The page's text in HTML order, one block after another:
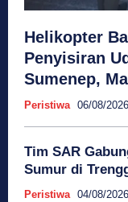
Helikopter
Penyisiran
Sumenep,
Peristiwa 06/08/2026
Tim SAR
Sumur di
Peristiwa 04/08/2026